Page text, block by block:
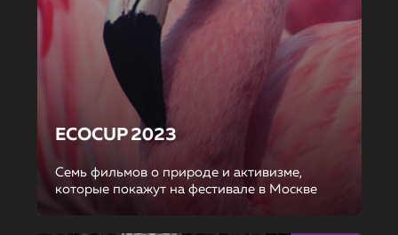
ECOCUP 2023
Семь фильмов о природе и активизме,
которые покажут на фестивале в Москве